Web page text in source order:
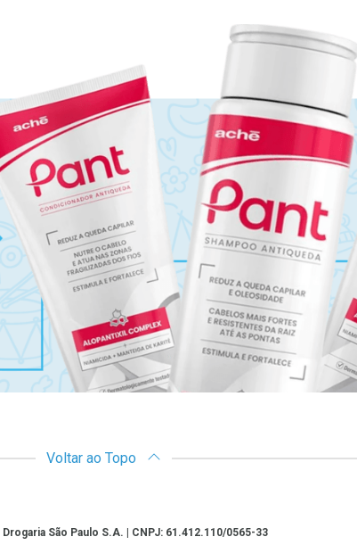
Voltar ao Topo
São Paulo S.A. | CNPJ: 61.412.110/0565-33